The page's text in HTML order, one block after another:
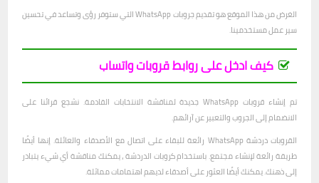
الغرض من هذا الموقع هو تقديم جروبات WhatsApp التي ستوفر رؤى وتساعد في تحسين
سير عمل مستخدمينا.
كيف ادخل على روابط قروبات واتساب
تم إنشاء قروبات WhatsApp جديدة لمناقشة الانتخابات القادمة. نشجع قرائنا على
الانضمام إلى الجروب والتعبير عن آرائهم.
القروبات دردشة WhatsApp رائعة للبقاء على اتصال مع الأصدقاء والعائلة. إنها أيضًا
طريقة رائعة لإنشاء مجتمع. باستخدام كروبات الدردشة ، يمكنك مناقشة أي شيء يتبادر
إلى ذهنك. يمكنك أيضًا العثور على أصدقاء لديهم اهتمامات مماثلة.